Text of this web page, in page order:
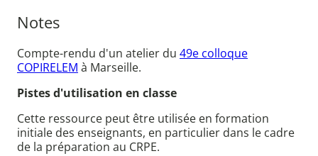
Notes
Compte-rendu d'un atelier du 49e colloque
COPIRELEM à Marseille.
Pistes d'utilisation en classe
Cette ressource peut être utilisée en formation
initiale des enseignants, en particulier dans le cadre
de la préparation au CRPE.